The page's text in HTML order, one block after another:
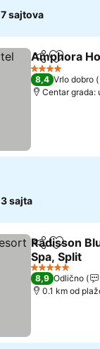
7 sajtova
Deli Dodati
Amphora
4 Zvezdice
8,4 Vrlo dobro
Centar grada:
3 sajta
Deli Dodati
Radisson
Spa, Split
5 Zvezdice
8,9 Odlično
0.1 km od